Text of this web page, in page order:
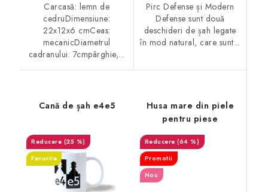
Carcasă: lemn de
cedruDimensiune:
22x12x6 cmCeas:
mecanicDiametrul
cadranului: 7cmpârghie,...
Pirc Defense și Modern
Defense sunt două
deschideri de șah legate
în mod natural, care sunt...
Cană de șah e4e5
(25 %)
Favorite
Husa mare din piele
pentru piese
(64 %)
Promotii
Nou